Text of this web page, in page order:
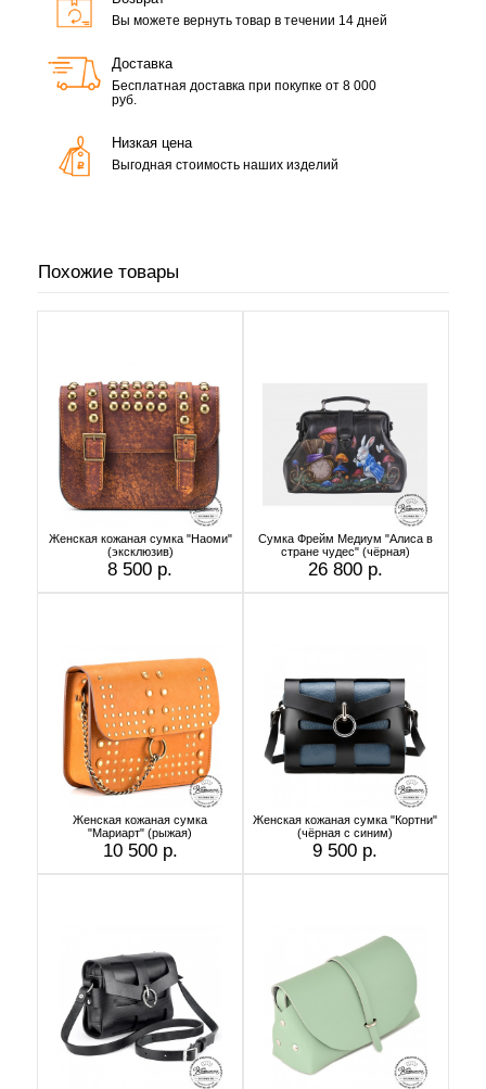
Вы можете вернуть товар в течении 14 дней
Доставка
Бесплатная доставка при покупке от 8 000
руб.
Низкая цена
Выгодная стоимость наших изделий
Похожие товары
Женская кожаная сумка "Наоми"
(эксклюзив)
8 500 р.
Сумка Фрейм Медиум "Алиса в
стране чудес" (чёрная)
26 800 р.
Женская кожаная сумка
"Мариарт" (рыжая)
10 500 р.
Женская кожаная сумка "Кортни"
(чёрная с синим)
9 500 р.